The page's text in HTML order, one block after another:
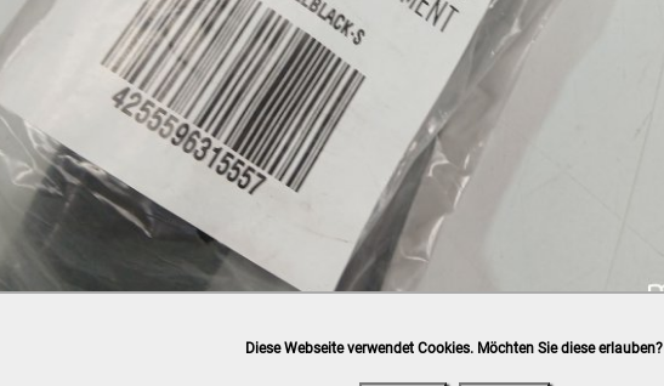
Diese Webseite verwendet Cookies. Möchten Sie diese erlauben?